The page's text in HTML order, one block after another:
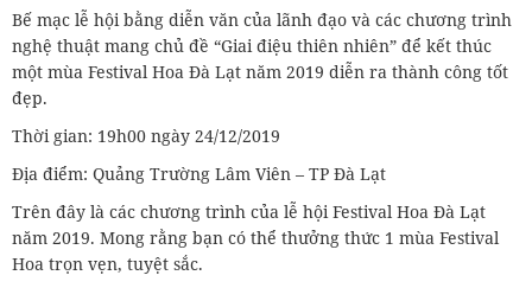
Bế mạc lễ hội bằng diễn văn của lãnh đạo và các chương trình
nghệ thuật mang chủ đề “Giai điệu thiên nhiên” để kết thúc
một mùa Festival Hoa Đà Lạt năm 2019 diễn ra thành công tốt
đẹp.
Thời gian: 19h00 ngày 24/12/2019
Địa điểm: Quảng Trường Lâm Viên – TP Đà Lạt
Trên đây là các chương trình của lễ hội Festival Hoa Đà Lạt
năm 2019. Mong rằng bạn có thể thưởng thức 1 mùa Festival
Hoa trọn vẹn, tuyệt sắc.